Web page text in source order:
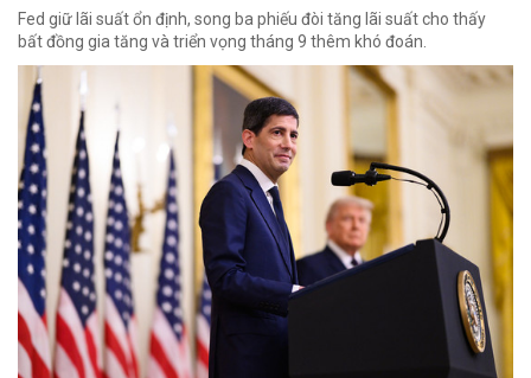
Fed giữ lãi suất ổn định, song ba phiếu đòi tăng lãi suất cho thấy
bất đồng gia tăng và triển vọng tháng 9 thêm khó đoán.